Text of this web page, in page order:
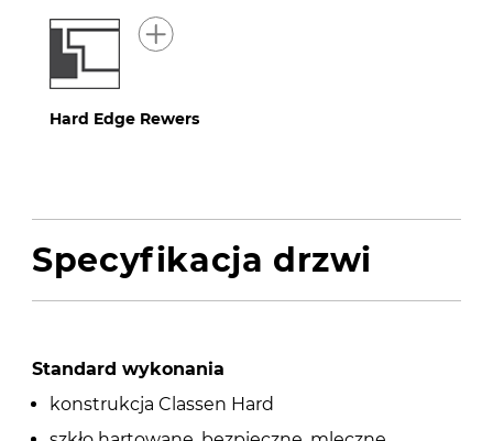
Hard Edge Rewers
Specyfikacja drzwi
Standard wykonania
konstrukcja Classen Hard